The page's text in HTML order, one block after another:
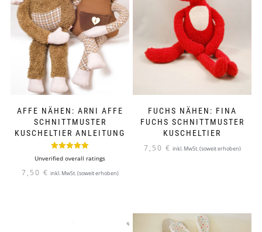
AFFE NÄHEN: ARNI AFFE
SCHNITTMUSTER
KUSCHELTIER ANLEITUNG
Bewertet mit
Unverified overall ratings
7,50 € inkl. MwSt. (soweit erhoben)
FUCHS NÄHEN: FINA
FUCHS SCHNITTMUSTER
KUSCHELTIER
7,50 € inkl. MwSt. (soweit erhoben)